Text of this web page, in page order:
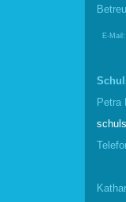
E-Mail:
Petra